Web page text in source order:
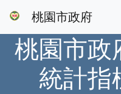
桃園市政府
桃園市政
統計指